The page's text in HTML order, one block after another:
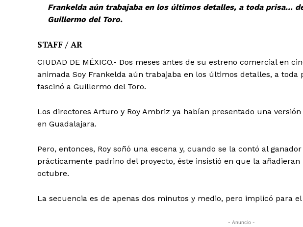
Frankelda aún trabajaba en los últimos detalles, a toda prisa…
Guillermo del Toro.
STAFF / AR
CIUDAD DE MÉXICO.- Dos meses antes de su estreno comercial en
animada Soy Frankelda aún trabajaba en los últimos detalles, a
fascinó a Guillermo del Toro.
Los directores Arturo y Roy Ambriz ya habían presentado una
en Guadalajara.
Pero, entonces, Roy soñó una escena y, cuando se la contó al
prácticamente padrino del proyecto, éste insistió en que la
octubre.
La secuencia es de apenas dos minutos y medio, pero implicó para
- Anuncio -